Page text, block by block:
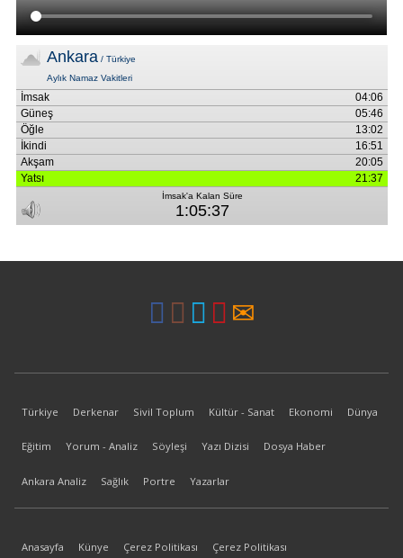
Türkiye Derkenar Sivil Toplum Kültür - Sanat Ekonomi Dünya
Eğitim Yorum - Analiz Söyleşi Yazı Dizisi Dosya Haber
Ankara Analiz Sağlık Portre Yazarlar
Anasayfa Künye Çerez Politikası Çerez Politikası